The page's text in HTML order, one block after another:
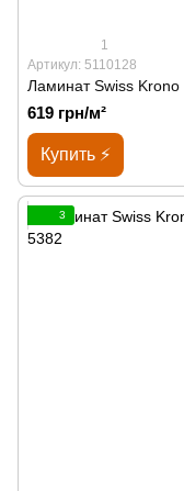
1
Артикул: 5110128
Ламинат Swiss
619 грн/м²
Купить ⚡
3